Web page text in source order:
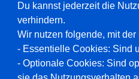
Du kannst jederzeit die
verhindern.
Wir nutzen folgende, mit
- Essentielle Cookies: Sind
- Optionale Cookies: Sind